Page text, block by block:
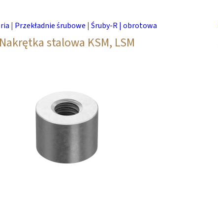
| Przekładnie śrubowe | Śruby-R | obrotowa
stalowa KSM, LSM